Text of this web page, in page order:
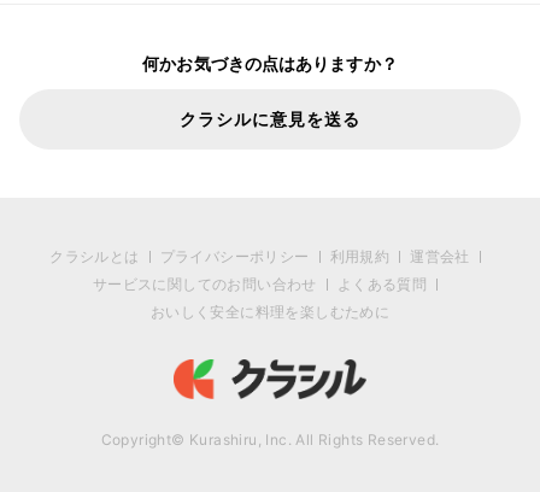
何かお気づきの点はありますか？
クラシルに意見を送る
クラシルとは プライバシーポリシー 利用規約
運営会社
サービスに関してのお問い合わせ
よくある質問
おいしく安全に料理を楽しむために
Copyright© Kurashiru, Inc. All Rights Reserved.